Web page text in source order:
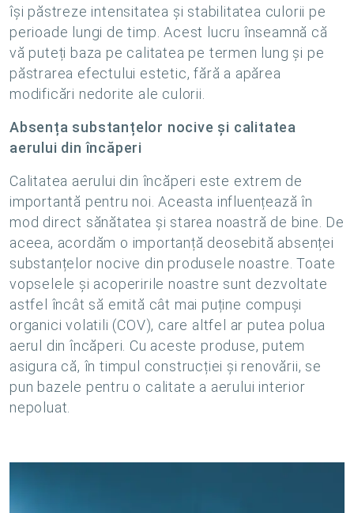
își păstreze intensitatea și stabilitatea culorii pe
perioade lungi de timp. Acest lucru înseamnă că
vă puteți baza pe calitatea pe termen lung și pe
păstrarea efectului estetic, fără a apărea
modificări nedorite ale culorii.
Absența substanțelor nocive și calitatea
aerului din încăperi
Calitatea aerului din încăperi este extrem de
importantă pentru noi. Aceasta influențează în
mod direct sănătatea și starea noastră de bine. De
aceea, acordăm o importanță deosebită absenței
substanțelor nocive din produsele noastre. Toate
vopselele și acoperirile noastre sunt dezvoltate
astfel încât să emită cât mai puține compuși
organici volatili (COV), care altfel ar putea polua
aerul din încăperi. Cu aceste produse, putem
asigura că, în timpul construcției și renovării, se
pun bazele pentru o calitate a aerului interior
nepoluat.